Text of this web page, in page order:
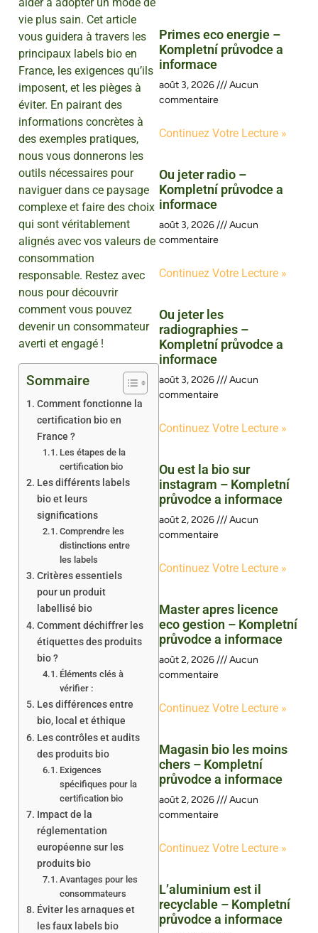
aider à adopter un mode de
vie plus sain. Cet article
vous guidera à travers les
principaux labels bio en
France, les exigences qu’ils
imposent, et les pièges à
éviter. En pairant des
informations concrètes à
des exemples pratiques,
nous vous donnerons les
outils nécessaires pour
naviguer dans ce paysage
complexe et faire des choix
qui sont véritablement
alignés avec vos valeurs de
consommation
responsable. Restez avec
nous pour découvrir
comment vous pouvez
devenir un consommateur
averti et engagé !
Sommaire
Comment fonctionne la
certification bio en
France ?
Les étapes de la
certification bio
Les différents labels
bio et leurs
significations
Comprendre les
distinctions entre
les labels
Critères essentiels
pour un produit
labellisé bio
Comment déchiffrer les
étiquettes des produits
bio ?
Éléments clés à
vérifier :
Les différences entre
bio, local et éthique
Les contrôles et audits
des produits bio
Exigences
spécifiques pour la
certification bio
Impact de la
réglementation
européenne sur les
produits bio
Avantages pour les
consommateurs
Éviter les arnaques et
les faux labels bio
Primes eco energie –
Kompletní průvodce a
informace
août 3, 2026
Aucun
commentaire
Continuez Votre Lecture »
Ou jeter radio –
Kompletní průvodce a
informace
août 3, 2026
Aucun
commentaire
Continuez Votre Lecture »
Ou jeter les
radiographies –
Kompletní průvodce a
informace
août 3, 2026
Aucun
commentaire
Continuez Votre Lecture »
Ou est la bio sur
instagram – Kompletní
průvodce a informace
août 2, 2026
Aucun
commentaire
Continuez Votre Lecture »
Master apres licence
eco gestion – Kompletní
průvodce a informace
août 2, 2026
Aucun
commentaire
Continuez Votre Lecture »
Magasin bio les moins
chers – Kompletní
průvodce a informace
août 2, 2026
Aucun
commentaire
Continuez Votre Lecture »
L’aluminium est il
recyclable – Kompletní
průvodce a informace